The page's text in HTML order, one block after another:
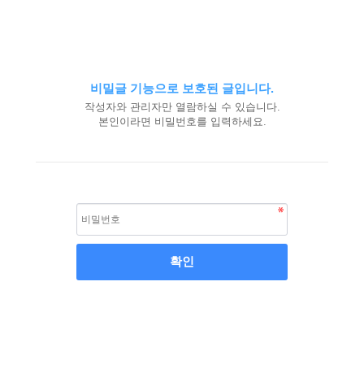
비밀글 기능으로 보호된 글입니다.
작성자와 관리자만 열람하실 수 있습니다.
본인이라면 비밀번호를 입력하세요.